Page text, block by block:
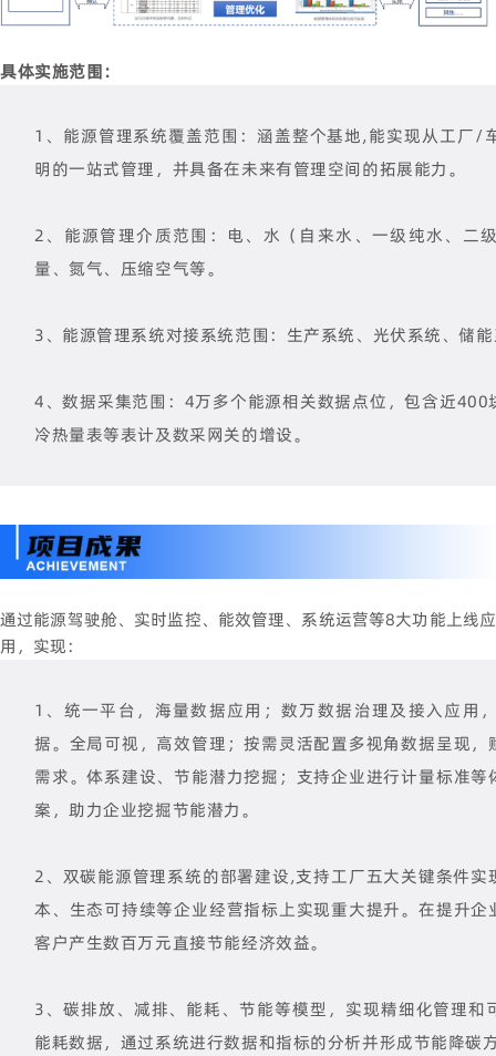
具体实施范围：
1、能源管理系统覆盖范围：涵盖整个基地,能实现从工厂
明的一站式管理，并具备在未来有管理空间的拓展能力。
2、能源管理介质范围：电、水（自来水、一级纯水、二
量、氮气、压缩空气等。
3、能源管理系统对接系统范围：生产系统、光伏系统、储
4、数据采集范围：4万多个能源相关数据点位，包含近
冷热量表等表计及数采网关的增设。
通过能源驾驶舱、实时监控、能效管理、系统运营等8大功能上线应
用，实现：
1、统一平台，海量数据应用；数万数据治理及接入应用
据。全局可视，高效管理；按需灵活配置多视角数据呈现
需求。体系建设、节能潜力挖掘；支持企业进行计量标准
案，助力企业挖掘节能潜力。
2、双碳能源管理系统的部署建设,支持工厂五大关键条件
本、生态可持续等企业经营指标上实现重大提升。在提升
客户产生数百万元直接节能经济效益。
3、 碳排放、减排、能耗、节能等模型，实现精细化管理和
能耗数据，通过系统进行数据和指标的分析并形成节能降碳